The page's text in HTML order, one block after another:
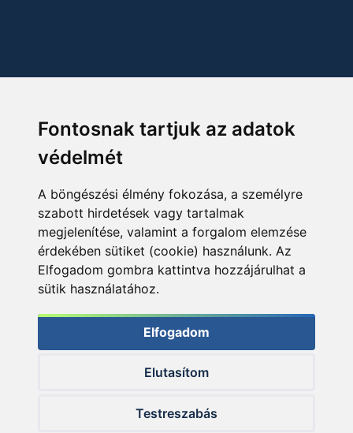
Fontosnak tartjuk az adatok
védelmét
A böngészési élmény fokozása, a személyre
szabott hirdetések vagy tartalmak
megjelenítése, valamint a forgalom elemzése
érdekében sütiket (cookie) használunk. Az
Elfogadom gombra kattintva hozzájárulhat a
sütik használatához.
Elfogadom
Elutasítom
Testreszabás